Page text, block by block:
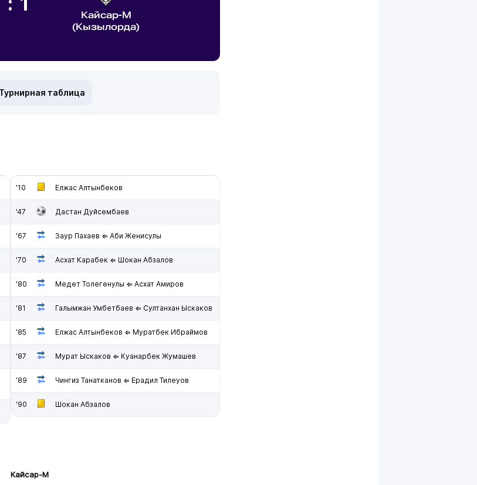
Кайсар-М
(Кызылорда)
Турнирная таблица
'10 Елжас Алтынбеков
'47 Дастан Дуйсембаев
'67 Заур Пахаев ⇐ Аби Женисулы
'70 Асхат Карабек ⇐ Шокан Абзалов
'80 Медет Толегенулы ⇐ Асхат Амиров
'81 Галымжан Умбетбаев ⇐ Султанхан Ыскаков
'85 Елжас Алтынбеков ⇐ Муратбек Ибраймов
'87 Мурат Ыскаков ⇐ Куанарбек Жумашев
'89 Чингиз Танатканов ⇐ Ерадил Тилеуов
'90 Шокан Абзалов
Кайсар-М